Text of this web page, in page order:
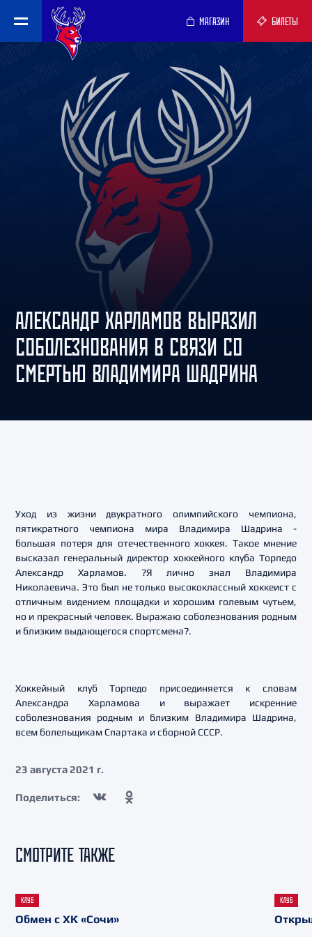
МАГАЗИН БИЛЕТЫ
АЛЕКСАНДР ХАРЛАМОВ ВЫРАЗИЛ
СОБОЛЕЗНОВАНИЯ В СВЯЗИ СО
СМЕРТЬЮ ВЛАДИМИРА ШАДРИНА
Уход из жизни двукратного олимпийского чемпиона,
пятикратного чемпиона мира Владимира Шадрина -
большая потеря для отечественного хоккея. Такое мнение
высказал генеральный директор хоккейного клуба Торпедо
Александр Харламов. ?Я лично знал Владимира
Николаевича. Это был не только высококлассный хоккеист с
отличным видением площадки и хорошим голевым чутьем,
но и прекрасный человек. Выражаю соболезнования родным
и близким выдающегося спортсмена?.
Хоккейный клуб Торпедо присоединяется к словам
Александра Харламова и выражает искренние
соболезнования родным и близким Владимира Шадрина,
всем болельщикам Спартака и сборной СССР.
23 августа 2021 г.
Поделиться:
СМОТРИТЕ ТАКЖЕ
КЛУБ
Обмен с ХК «Сочи»
КЛУБ